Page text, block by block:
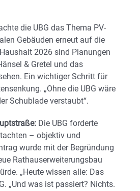
die UBG das Thema PV-
Gebäuden erneut auf die
2026 sind Planungen
& Gretel und das
Ein wichtiger Schritt für
„Ohne die UBG wäre
Schublade verstaubt“.
Die UBG forderte
– objektiv und
wurde mit der Begründung
Rathauserweiterungsbau
„Heute wissen alle: Das
„Und was ist passiert? Nichts.